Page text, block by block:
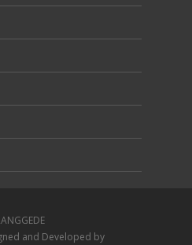
and Developed by